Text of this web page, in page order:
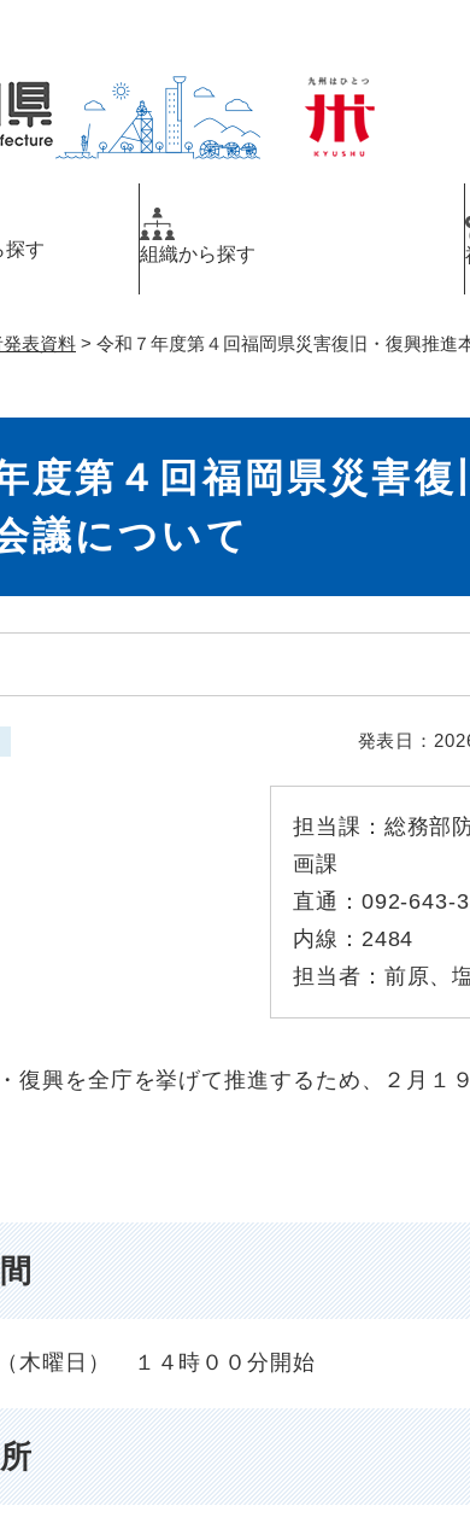
探す 組織から探す
表資料 > 令和７年度第４回福岡県災害復旧・復興推進
度第４回福岡県災害復
議について
発表日：
担当課： 総務部
画課
直通： 092-643-
内線： 2484
担当者： 前原、
復興を全庁を挙げて推進するため、２月１
木曜日） １４時００分開始